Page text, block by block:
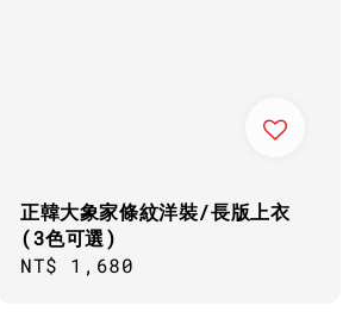
正韓大象家條紋洋裝/長版上衣
(3色可選)
Regular
NT$ 1,680